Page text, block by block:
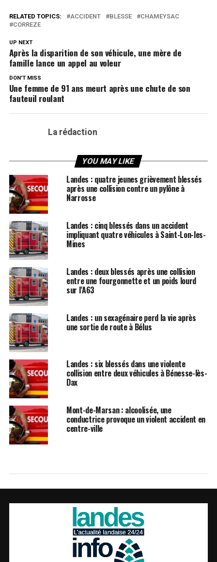
RELATED TOPICS: ACCIDENT BLESSE
CHAMEYSAC
CORREZE
UP NEXT
Après la disparition de son véhicule, une mère de
famille lance un appel au voleur
DON'T MISS
Une femme de 91 ans meurt après une chute de son
fauteuil roulant
La rédaction
YOU MAY LIKE
Landes : quatre jeunes grièvement blessés
après une collision contre un pylône à
Narrosse
Landes : cinq blessés dans un accident
impliquant quatre véhicules à Saint-Lon-les-
Mines
Landes : deux blessés après une collision
entre une fourgonnette et un poids lourd
sur l’A63
Landes : un sexagénaire perd la vie après
une sortie de route à Bélus
Landes : six blessés dans une violente
collision entre deux véhicules à Bénesse-lès-
Dax
Mont-de-Marsan : alcoolisée, une
conductrice provoque un violent accident en
centre-ville